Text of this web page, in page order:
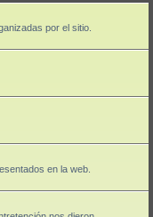
por el sitio.
en la web.